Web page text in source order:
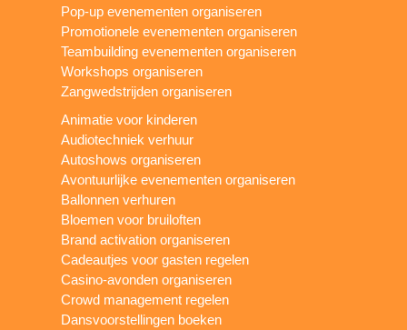
Pop-up evenementen organiseren
Promotionele evenementen organiseren
Teambuilding evenementen organiseren
Workshops organiseren
Zangwedstrijden organiseren
Animatie voor kinderen
Audiotechniek verhuur
Autoshows organiseren
Avontuurlijke evenementen organiseren
Ballonnen verhuren
Bloemen voor bruiloften
Brand activation organiseren
Cadeautjes voor gasten regelen
Casino-avonden organiseren
Crowd management regelen
Dansvoorstellingen boeken